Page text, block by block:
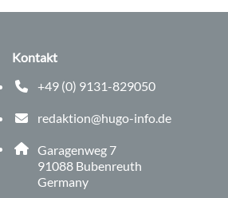
Kontakt
+49 (0) 9131-829050
Telefonnummer: 0 9 1 3 1 8 2 9 0 5 0
redaktion@hugo-info.de
E-Mail Adresse: redaktion@hugo-info.de
Adresse:
Garagenweg 7
91088 , 9 1 0 8 8
Bubenreuth
Germany